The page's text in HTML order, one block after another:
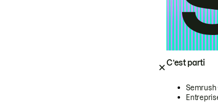
C’est parti
Semrush